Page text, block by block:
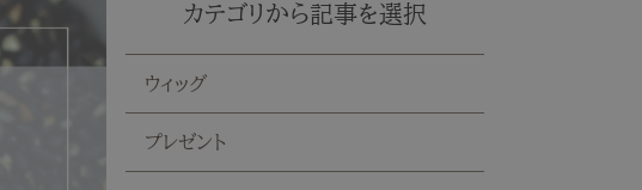
カテゴリから記事を選択
ウィッグ
プレゼント